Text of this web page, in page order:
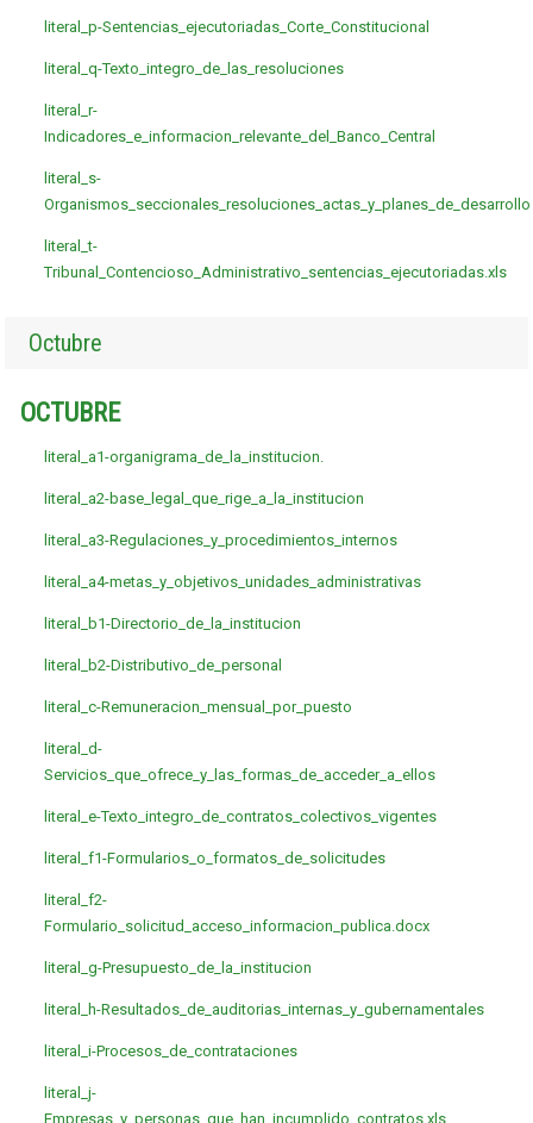
literal_p-Sentencias_ejecutoriadas_Corte_Constitucional
literal_q-Texto_integro_de_las_resoluciones
literal_r-
Indicadores_e_informacion_relevante_del_Banco_Central
literal_s-
Organismos_seccionales_resoluciones_actas_y_planes_de_desarrollo
literal_t-
Tribunal_Contencioso_Administrativo_sentencias_ejecutoriadas.xls
Octubre
OCTUBRE
literal_a1-organigrama_de_la_institucion.
literal_a2-base_legal_que_rige_a_la_institucion
literal_a3-Regulaciones_y_procedimientos_internos
literal_a4-metas_y_objetivos_unidades_administrativas
literal_b1-Directorio_de_la_institucion
literal_b2-Distributivo_de_personal
literal_c-Remuneracion_mensual_por_puesto
literal_d-
Servicios_que_ofrece_y_las_formas_de_acceder_a_ellos
literal_e-Texto_integro_de_contratos_colectivos_vigentes
literal_f1-Formularios_o_formatos_de_solicitudes
literal_f2-
Formulario_solicitud_acceso_informacion_publica.docx
literal_g-Presupuesto_de_la_institucion
literal_h-Resultados_de_auditorias_internas_y_gubernamentales
literal_i-Procesos_de_contrataciones
literal_j-
Empresas_y_personas_que_han_incumplido_contratos.xls